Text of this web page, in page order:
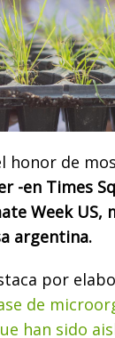
honor de
-en Times
Week US,
argentina.
por
de
han sido